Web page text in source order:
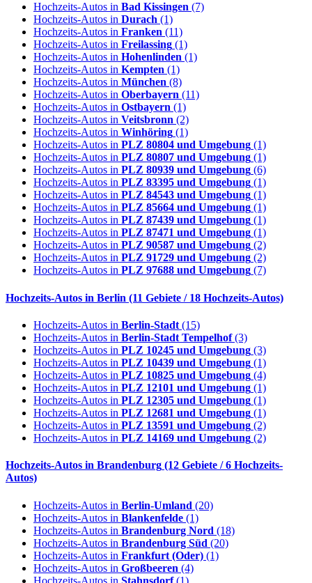
Hochzeits-Autos in Bad Kissingen (7)
Hochzeits-Autos in Durach (1)
Hochzeits-Autos in Franken (11)
Hochzeits-Autos in Freilassing (1)
Hochzeits-Autos in Hohenlinden (1)
Hochzeits-Autos in Kempten (1)
Hochzeits-Autos in München (8)
Hochzeits-Autos in Oberbayern (11)
Hochzeits-Autos in Ostbayern (1)
Hochzeits-Autos in Veitsbronn (2)
Hochzeits-Autos in Winhöring (1)
Hochzeits-Autos in PLZ 80804 und Umgebung (1)
Hochzeits-Autos in PLZ 80807 und Umgebung (1)
Hochzeits-Autos in PLZ 80939 und Umgebung (6)
Hochzeits-Autos in PLZ 83395 und Umgebung (1)
Hochzeits-Autos in PLZ 84543 und Umgebung (1)
Hochzeits-Autos in PLZ 85664 und Umgebung (1)
Hochzeits-Autos in PLZ 87439 und Umgebung (1)
Hochzeits-Autos in PLZ 87471 und Umgebung (1)
Hochzeits-Autos in PLZ 90587 und Umgebung (2)
Hochzeits-Autos in PLZ 91729 und Umgebung (2)
Hochzeits-Autos in PLZ 97688 und Umgebung (7)
Hochzeits-Autos in Berlin (11 Gebiete / 18 Hochzeits-Autos)
Hochzeits-Autos in Berlin-Stadt (15)
Hochzeits-Autos in Berlin-Stadt Tempelhof(3)
Hochzeits-Autos in PLZ 10245 und Umgebung (3)
Hochzeits-Autos in PLZ 10439 und Umgebung (1)
Hochzeits-Autos in PLZ 10825 und Umgebung (4)
Hochzeits-Autos in PLZ 12101 und Umgebung (1)
Hochzeits-Autos in PLZ 12305 und Umgebung (1)
Hochzeits-Autos in PLZ 12681 und Umgebung (1)
Hochzeits-Autos in PLZ 13591 und Umgebung (2)
Hochzeits-Autos in PLZ 14169 und Umgebung (2)
Hochzeits-Autos in Brandenburg (12 Gebiete / 6 Hochzeits-
Autos)
Hochzeits-Autos in Berlin-Umland (20)
Hochzeits-Autos in Blankenfelde (1)
Hochzeits-Autos in Brandenburg Nord (18)
Hochzeits-Autos in Brandenburg Süd (20)
Hochzeits-Autos in Frankfurt (Oder) (1)
Hochzeits-Autos in Großbeeren (4)
Hochzeits-Autos in Stahnsdorf(1)